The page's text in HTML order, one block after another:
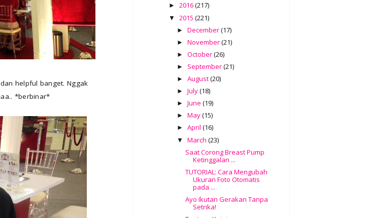
helpful banget. Nggak
*berbinar*
►2016(217)
▼2015(221)
► December(17)
► November(21)
► October(26)
► September(21)
► August(20)
► July(18)
► June (19)
► May(15)
► April (16)
▼ March (23)
Saat Corong Breast Pump
Ketinggalan ...
TUTORIAL: Cara Mengubah
Ukuran Foto Otomatis
pada ...
Ayo Ikutan Gerakan Tanpa
Setrika!